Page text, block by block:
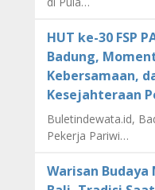
HUT ke-30 FSP
Badung,
Kebersamaan,
Kesejahteraan
Buletindewata.id,
Pekerja Pariwi…
Warisan